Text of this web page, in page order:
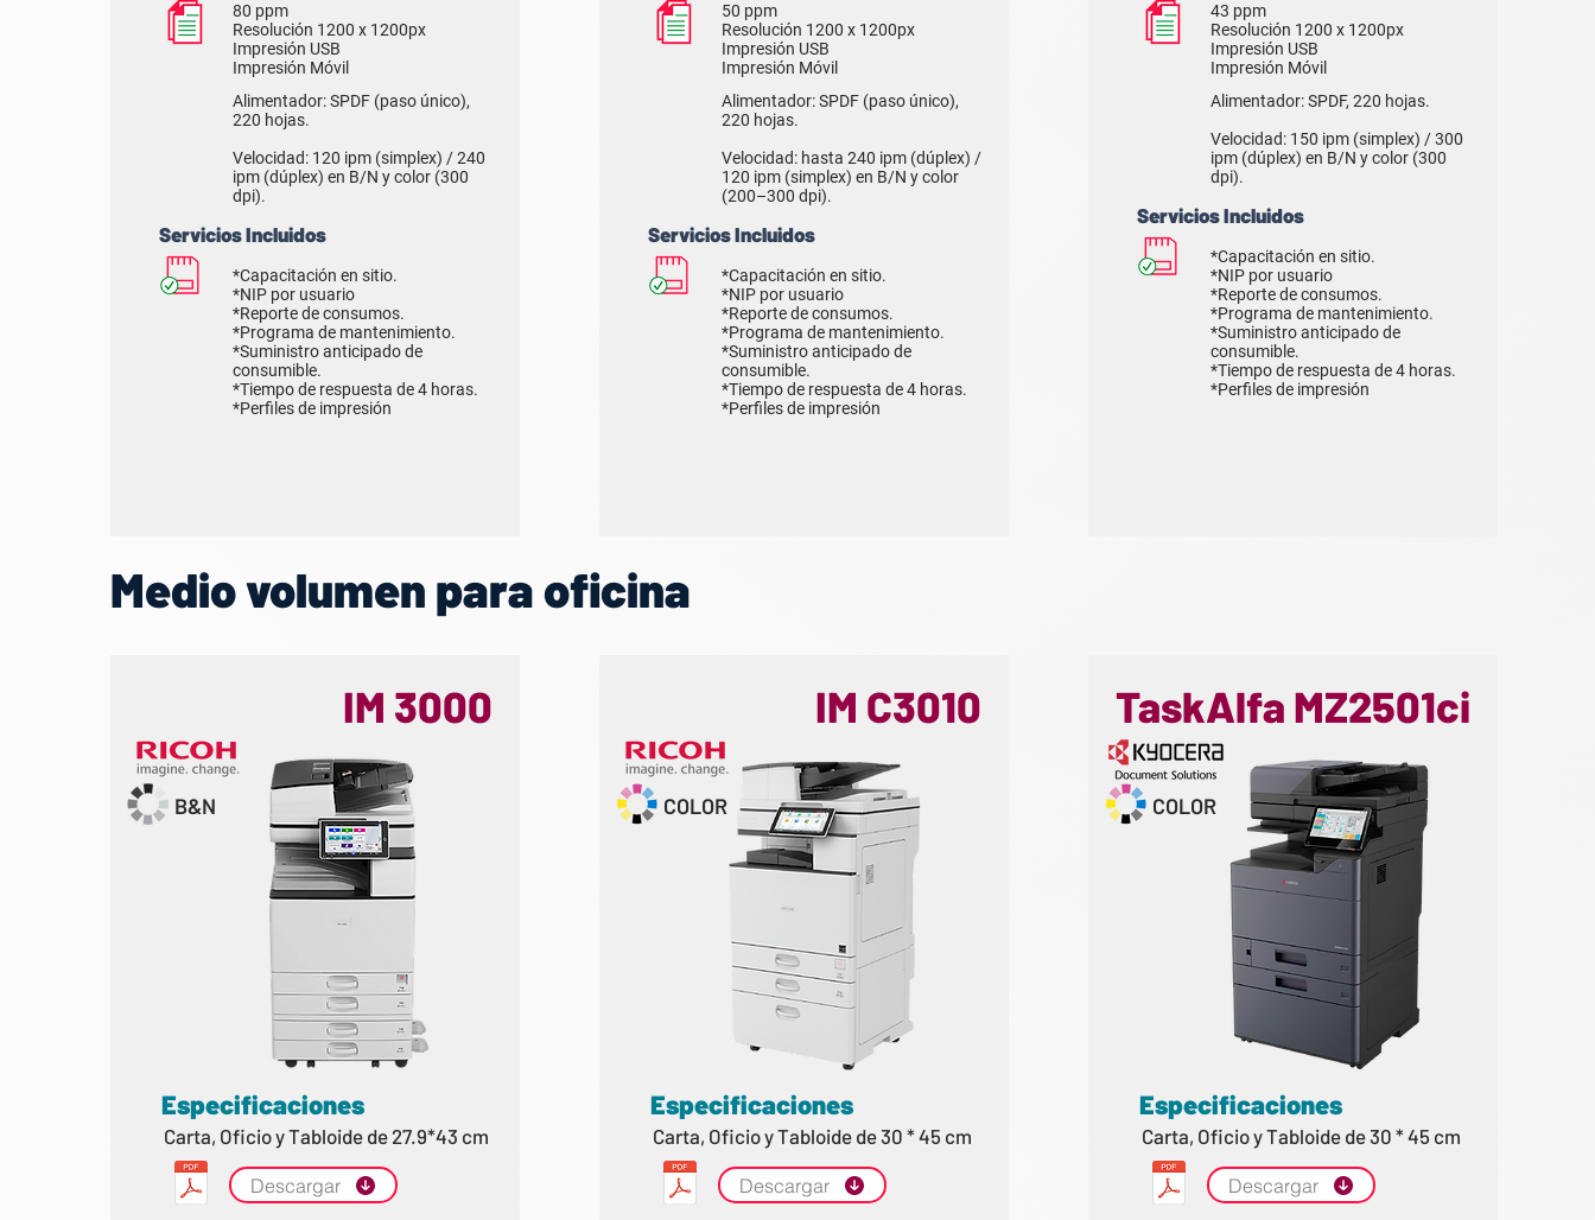
80 ppm
Resolución 1200 x 1200px
Impresión USB
Impresión Móvil
Alimentador: SPDF (paso único),
220 hojas.
Velocidad: 120 ipm (simplex) / 240
ipm (dúplex) en B/N y color (300
dpi).
Servicios Incluidos
*Capacitación en sitio.
*NIP por usuario
*Reporte de consumos.
*Programa de mantenimiento.
*Suministro anticipado de
consumible.
*Tiempo de respuesta de 4 horas.
*Perfiles de impresión
IM 3000
B&N
Especificaciones
Carta, Oficio y Tabloide de 27.9*43 cm
Descargar
50 ppm
Resolución 1200 x 1200px
Impresión USB
Impresión Móvil
Alimentador: SPDF (paso único),
220 hojas.
Velocidad: hasta 240 ipm (dúplex) /
120 ipm (simplex) en B/N y color
(200–300 dpi).
Servicios Incluidos
*Capacitación en sitio.
*NIP por usuario
*Reporte de consumos.
*Programa de mantenimiento.
*Suministro anticipado de
consumible.
*Tiempo de respuesta de 4 horas.
*Perfiles de impresión
IM C3010
COLOR
Especificaciones
Carta, Oficio y Tabloide de 30 * 45 cm
Descargar
43 ppm
Resolución 1200 x 1200px
Impresión USB
Impresión Móvil
Alimentador: SPDF, 220 hojas.
Velocidad: 150 ipm (simplex) / 300
ipm (dúplex) en B/N y color (300
dpi).
Servicios Incluidos
*Capacitación en sitio.
*NIP por usuario
*Reporte de consumos.
*Programa de mantenimiento.
*Suministro anticipado de
consumible.
*Tiempo de respuesta de 4 horas.
*Perfiles de impresión
TaskAlfa MZ2501ci
COLOR
Especificaciones
Carta, Oficio y Tabloide de 30 * 45 cm
Descargar
Medio volumen para oficina